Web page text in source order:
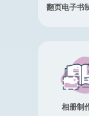
翻页电子书
相册制